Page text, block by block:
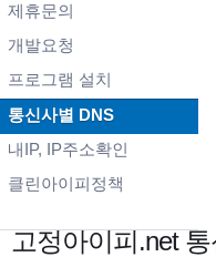
제휴문의
개발요청
프로그램 설치
통신사별 DNS
내IP, IP주소확인
클린아이피정책
고정아이피.net